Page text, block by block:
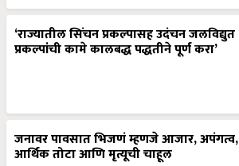
‘राज्यातील सिंचन प्रकल्पासह उदंचन जलविद्युत
प्रकल्पांची कामे कालबद्ध पद्धतीने पूर्ण करा’
जनावर पावसात भिजणं म्हणजे आजार, अपंगत्व,
आर्थिक तोटा आणि मृत्यूची चाहूल